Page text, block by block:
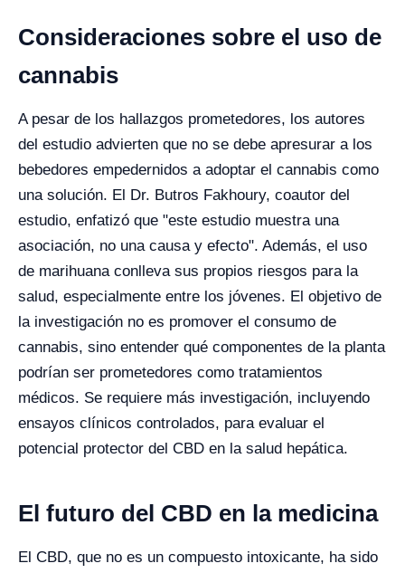
Consideraciones sobre el uso de
cannabis
A pesar de los hallazgos prometedores, los autores
del estudio advierten que no se debe apresurar a los
bebedores empedernidos a adoptar el cannabis como
una solución. El Dr. Butros Fakhoury, coautor del
estudio, enfatizó que "este estudio muestra una
asociación, no una causa y efecto". Además, el uso
de marihuana conlleva sus propios riesgos para la
salud, especialmente entre los jóvenes. El objetivo de
la investigación no es promover el consumo de
cannabis, sino entender qué componentes de la planta
podrían ser prometedores como tratamientos
médicos. Se requiere más investigación, incluyendo
ensayos clínicos controlados, para evaluar el
potencial protector del CBD en la salud hepática.
El futuro del CBD en la medicina
El CBD, que no es un compuesto intoxicante, ha sido